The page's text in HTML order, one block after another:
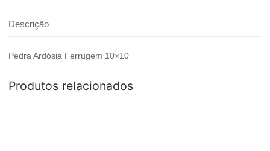
Descrição
Pedra Ardósia Ferrugem 10×10
Produtos relacionados